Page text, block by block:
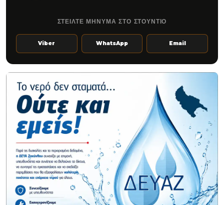
ΣΤΕΙΛΤΕ ΜΗΝΥΜΑ ΣΤΟ ΣΤΟΥΝΤΙΟ
Viber WhatsApp Email